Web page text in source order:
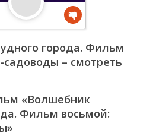
города. Фильм
– смотреть
«Волшебник
Фильм восьмой: